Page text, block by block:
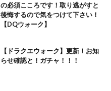
の必須こころです！取り逃がすと
後悔するので気をつけて下さい！
【DQウォーク】
【ドラクエウォーク】更新！お知
らせ確認と！ガチャ！！！